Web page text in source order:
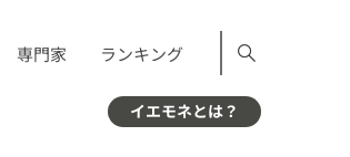
専門家 ランキング
イエモネとは？